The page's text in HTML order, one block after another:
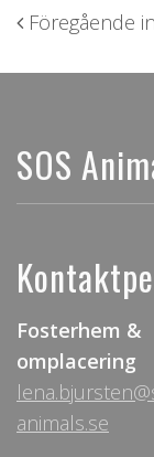
Föregående
SOS
Fosterhem &
omplacering
animals.se